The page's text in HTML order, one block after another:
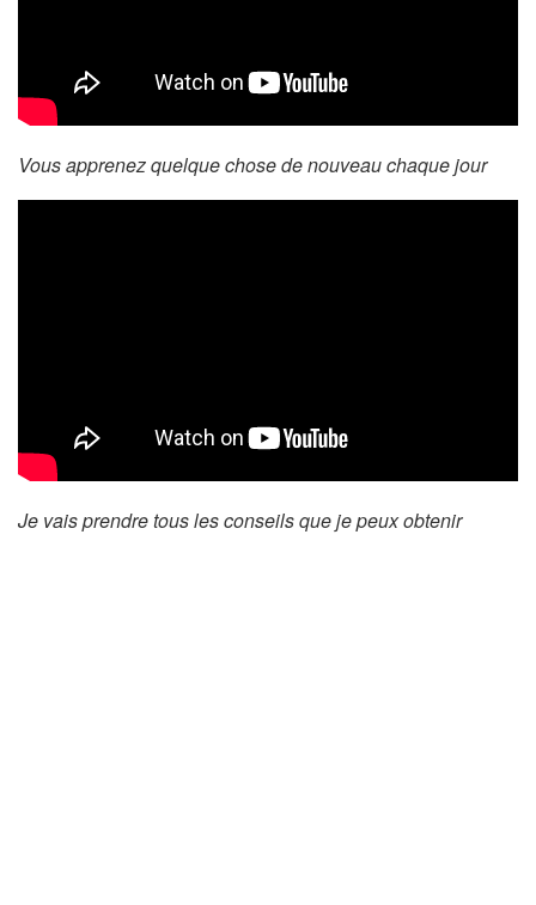
Vous apprenez quelque chose de nouveau chaque jour
Je vais prendre tous les conseils que je peux obtenir